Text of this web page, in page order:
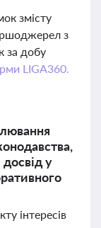
змісту
з
за добу
LIGA360.
у
інтересів